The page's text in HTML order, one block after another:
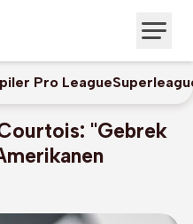
Pro League
"Gebrek